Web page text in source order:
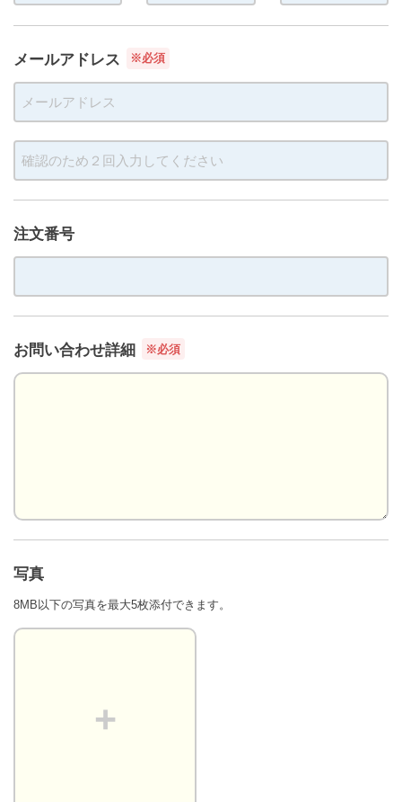
メールアドレス ※必須
注文番号
お問い合わせ詳細 ※必須
写真
8MB以下の写真を最大5枚添付できます。
+